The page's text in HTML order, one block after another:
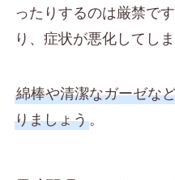
ったりするのは厳禁で
り、症状が悪化してしま
綿棒や清潔なガーゼな
りましょう。